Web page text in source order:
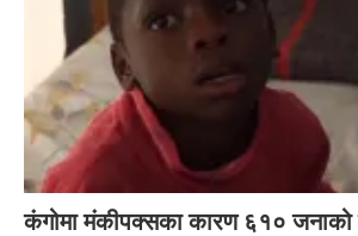
कंगोमा मंकीपक्सका कारण ६१० जनाको